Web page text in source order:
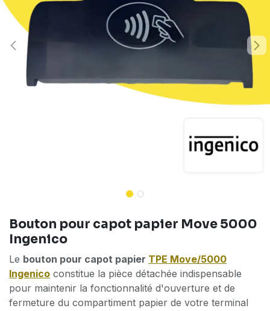
Bouton pour capot papier Move 5000
Ingenico
Le bouton pour capot papier TPE Move/5000
Ingenico constitue la pièce détachée indispensable
pour maintenir la fonctionnalité d'ouverture et de
fermeture du compartiment papier de votre terminal